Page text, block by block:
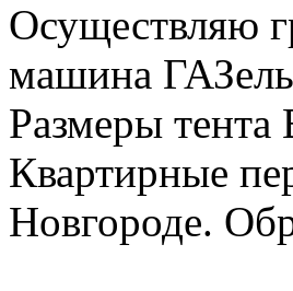
Осуществляю
машина
Размеры
Квартирные
Новгороде.